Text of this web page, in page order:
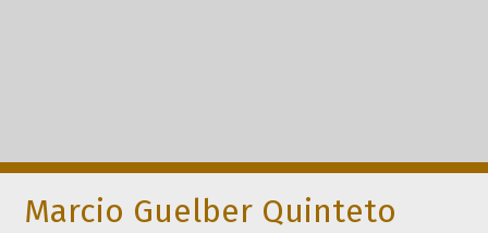
Marcio Guelber Quinteto